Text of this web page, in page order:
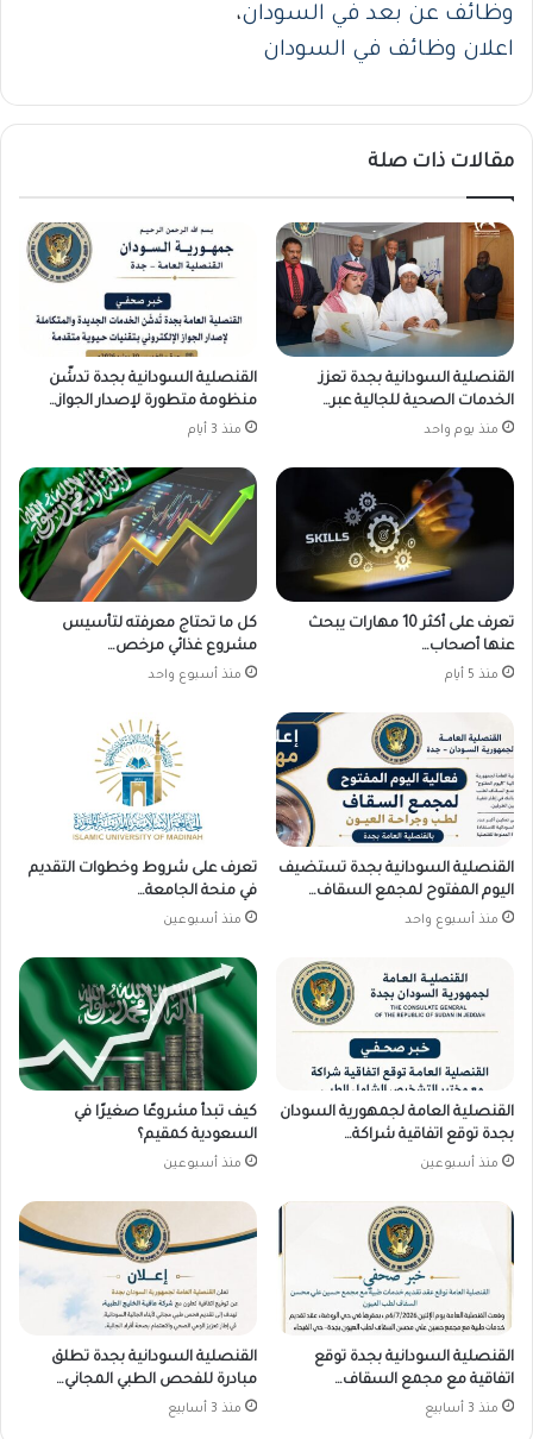
وظائف عن بعد في السودان،
اعلان وظائف في السودان
مقالات ذات صلة
القنصلية السودانية بجدة تعزز
الخدمات الصحية للجالية عبر…
منذ يوم واحد
القنصلية السودانية بجدة تدشّن
منظومة متطورة لإصدار الجواز…
منذ 3 أيام
تعرف على أكثر 10 مهارات يبحث
عنها أصحاب…
منذ 5 أيام
كل ما تحتاج معرفته لتأسيس
مشروع غذائي مرخص…
منذ أسبوع واحد
القنصلية السودانية بجدة تستضيف
اليوم المفتوح لمجمع السقاف…
منذ أسبوع واحد
تعرف على شروط وخطوات التقديم
في منحة الجامعة…
منذ أسبوعين
القنصلية العامة لجمهورية السودان
بجدة توقع اتفاقية شراكة…
منذ أسبوعين
كيف تبدأ مشروعًا صغيرًا في
السعودية كمقيم؟
منذ أسبوعين
القنصلية السودانية بجدة توقع
اتفاقية مع مجمع السقاف…
منذ 3 أسابيع
القنصلية السودانية بجدة تطلق
مبادرة للفحص الطبي المجاني…
منذ 3 أسابيع